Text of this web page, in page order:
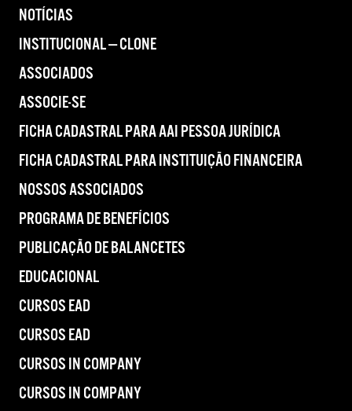
NOTÍCIAS
INSTITUCIONAL — CLONE
ASSOCIADOS
ASSOCIE-SE
FICHA CADASTRAL PARA AAI PESSOA JURÍDICA
FICHA CADASTRAL PARA INSTITUIÇÃO FINANCEIRA
NOSSOS ASSOCIADOS
PROGRAMA DE BENEFÍCIOS
PUBLICAÇÃO DE BALANCETES
EDUCACIONAL
CURSOS EAD
CURSOS EAD
CURSOS IN COMPANY
CURSOS IN COMPANY